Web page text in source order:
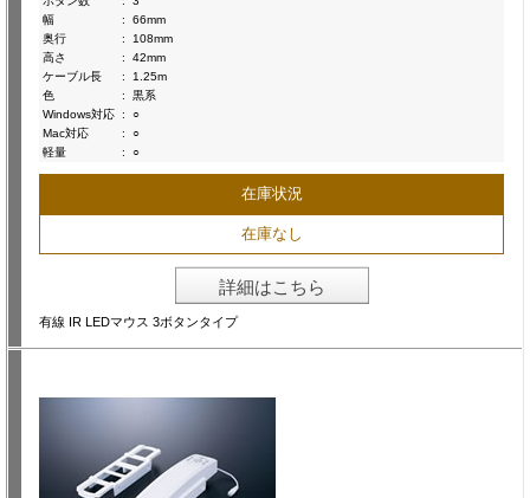
幅
:
66mm
奥行
:
108mm
高さ
:
42mm
ケーブル長
:
1.25m
色
:
黒系
Windows対応 :
○
Mac対応
:
○
軽量
: ○
在庫状況
在庫なし
詳細はこちら
有線 IR LEDマウス 3ボタンタイプ